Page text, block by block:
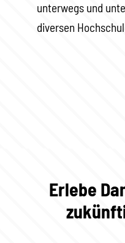
unterwegs und
diversen
Erlebe